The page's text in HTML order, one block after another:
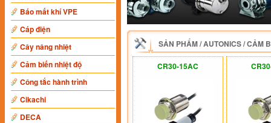
Báo mất khí VPE
Cáp điện
Cây nâng nhiệt
Cảm biến nhiệt độ
Công tắc hành trình
Cikachi
DECA
SẢN PHẨM/AUTONICS/CẢM
CR30-15AC